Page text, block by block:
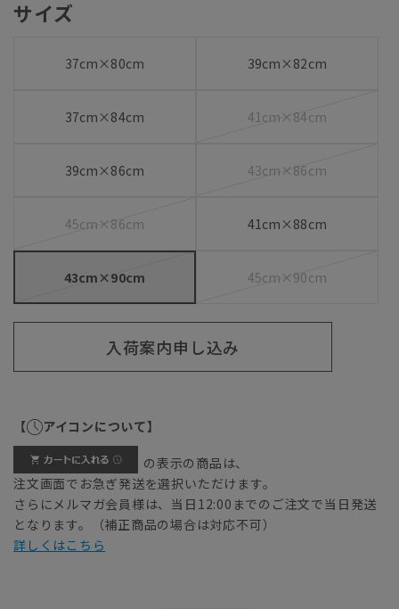
サイズ
37cm×80cm 39cm×82cm
37cm×84cm 41cm×84cm
39cm×86cm 43cm×86cm
45cm×86cm 41cm×88cm
43cm×90cm 45cm×90cm
入荷案内申し込み
【 アイコンについて】
の表示の商品は、
注文画面でお急ぎ発送を選択いただけます。
さらにメルマガ会員様は、当日12:00までのご注文で当日発送
となります。（補正商品の場合は対応不可）
詳しくはこちら